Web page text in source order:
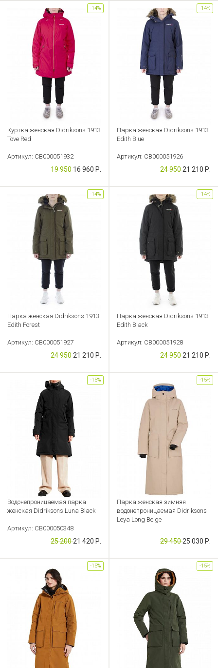
Куртка женская Didriksons 1913
Tove Red
Артикул: CB000051932
19 95016 960 Р.
-14%
Парка женская Didriksons 1913
Edith Blue
Артикул: CB000051926
24 95021 210 Р.
-14%
Парка женская Didriksons 1913
Edith Forest
Артикул: CB000051927
24 95021 210 Р.
-14%
Парка женская Didriksons 1913
Edith Black
Артикул: CB000051928
24 95021 210 Р.
-14%
Водонепроницаемая парка
женская Didriksons Luna Black
Артикул: CB000050348
25 20021 420 Р.
-15%
Парка женская зимняя
водонепроницаемая Didriksons
Leya Long Beige
Артикул: CB000050338
29 45025 030 Р.
-15%
-15% -15%